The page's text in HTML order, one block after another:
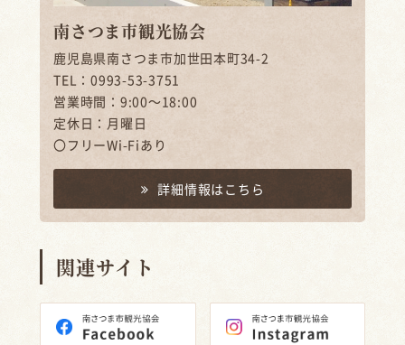
南さつま市観光協会
鹿児島県南さつま市加世田本町34-2
TEL：0993-53-3751
営業時間：9:00～18:00
定休日：月曜日
〇フリーWi-Fiあり
詳細情報はこちら
関連サイト